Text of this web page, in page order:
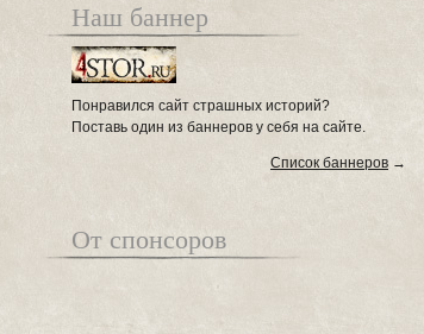
Наш баннер
Понравился сайт страшных историй?
Поставь один из баннеров у себя на сайте.
Список баннеров →
От спонсоров